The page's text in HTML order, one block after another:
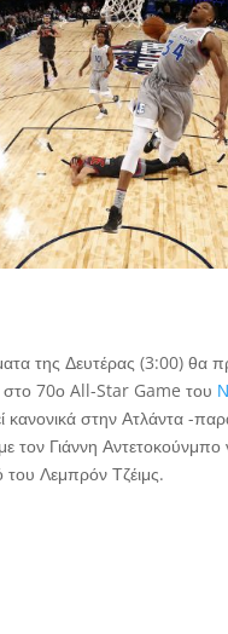
της Δευτέρας (3:00) θα
στο 70ο All-Star Game του
κανονικά στην Ατλάντα -
τον Γιάννη Αντετοκούνμπο
Λεμπρόν Τζέιμς.